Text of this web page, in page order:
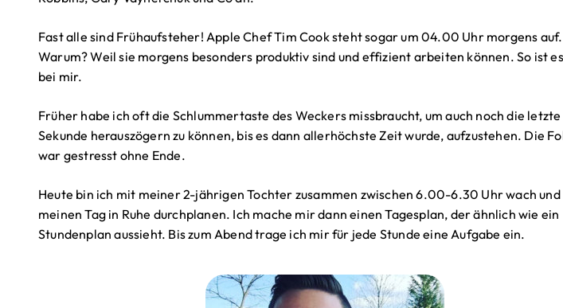
Fast alle sind Frühaufsteher! Apple Chef Tim Cook steht sogar um 04.00 Uhr morgens auf.
Warum? Weil sie morgens besonders produktiv sind und effizient arbeiten können. So ist
bei mir.
Früher habe ich oft die Schlummertaste des Weckers missbraucht, um auch noch die letzte
Sekunde herauszögern zu können, bis es dann allerhöchste Zeit wurde, aufzustehen. Die
war gestresst ohne Ende.
Heute bin ich mit meiner 2-jährigen Tochter zusammen zwischen 6.00-6.30 Uhr wach und
meinen Tag in Ruhe durchplanen. Ich mache mir dann einen Tagesplan, der ähnlich wie ein
Stundenplan aussieht. Bis zum Abend trage ich mir für jede Stunde eine Aufgabe ein.